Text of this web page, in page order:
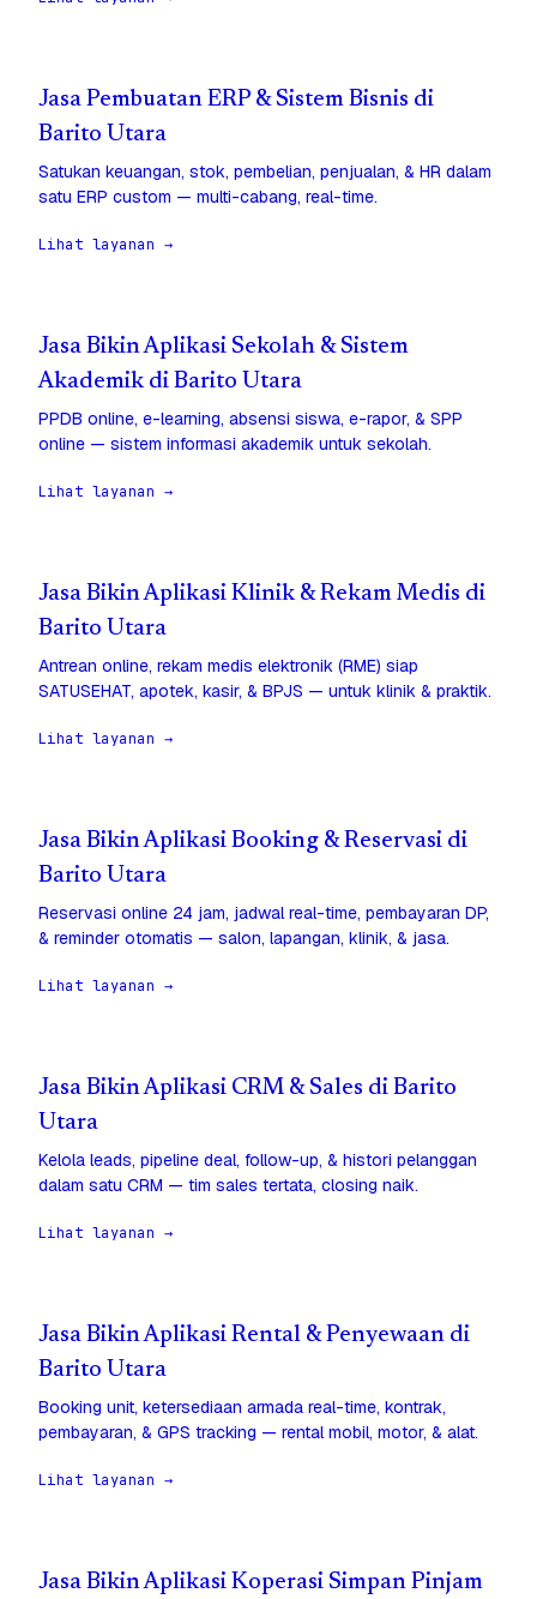
Jasa Pembuatan ERP & Sistem Bisnis di
Barito Utara
Satukan keuangan, stok, pembelian, penjualan, & HR dalam
satu ERP custom — multi-cabang, real-time.
Lihat layanan →
Jasa Bikin Aplikasi Sekolah & Sistem
Akademik di Barito Utara
PPDB online, e-learning, absensi siswa, e-rapor, & SPP
online — sistem informasi akademik untuk sekolah.
Lihat layanan →
Jasa Bikin Aplikasi Klinik & Rekam Medis di
Barito Utara
Antrean online, rekam medis elektronik (RME) siap
SATUSEHAT, apotek, kasir, & BPJS — untuk klinik & praktik.
Lihat layanan →
Jasa Bikin Aplikasi Booking & Reservasi di
Barito Utara
Reservasi online 24 jam, jadwal real-time, pembayaran DP,
& reminder otomatis — salon, lapangan, klinik, & jasa.
Lihat layanan →
Jasa Bikin Aplikasi CRM & Sales di Barito
Utara
Kelola leads, pipeline deal, follow-up, & histori pelanggan
dalam satu CRM — tim sales tertata, closing naik.
Lihat layanan →
Jasa Bikin Aplikasi Rental & Penyewaan di
Barito Utara
Booking unit, ketersediaan armada real-time, kontrak,
pembayaran, & GPS tracking — rental mobil, motor, & alat.
Lihat layanan →
Jasa Bikin Aplikasi Koperasi Simpan Pinjam